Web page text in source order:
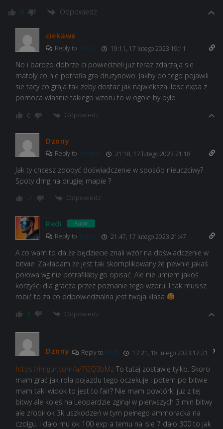
6 Odpowiedz
ciekawe
Reply to Dzony 19:11, 17 lutego 2023 19:11
No i bardzo dobrze ci powiedzieli juz teraz zdarzaja sie
matoly co nie potrafia gra druzynowo. Jakby do tego pojawili
sie tacy co graja tak zeby dostac jak najwieksza ilosc expa z
pomoca wlasnie takiego wzoru to w ogole by bylo..
0 Odpowiedz
Dzony
Reply to ciekawe 21:18, 17 lutego 2023 21:18
Jak ty chcesz zdobyć doświadczenie w sposób nieuczciwy?
Spoty dmg na drugiej mapie ?
-1 Odpowiedz
Redi Autor
Reply to Dzony 21:47, 17 lutego 2023 21:47
A co wam to da że będziecie znali wzór na doświadczenie w
bitwie. Zakładam że jest tak skomplikowany że pewnie jakaś
połowa wg nie potrafiłaby go opisać. Ale nie umiem jakoś
korzyści dla gracza przez poznanie tego wzoru. I tak musisz
robić to za co odpowiedzialna jest twoja klasa
3 Odpowiedz
Dzony Reply to Redi 17:21, 18 lutego 2023 17:21
https://imgur.com/a/7GQ3bMz To tutaj zostawię tylko. Skoro
mam grać jak rola pojazdu tego oczekuje i potem po bitwie
mam taki widok to jest to fair? Nie mam powtórki już z tej
bitwy ale koleś na Leopardzie zginął w pierwszych 3 min bitwy
ale zrobił ok 3k uszkodzeń w tym pełnego ammoracka na
czołgu. i dało mu ok 100 exp a temu na isie 7 dało 300 to jak